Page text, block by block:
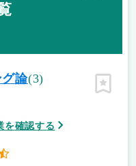
論(3)
を確認する
ピン留